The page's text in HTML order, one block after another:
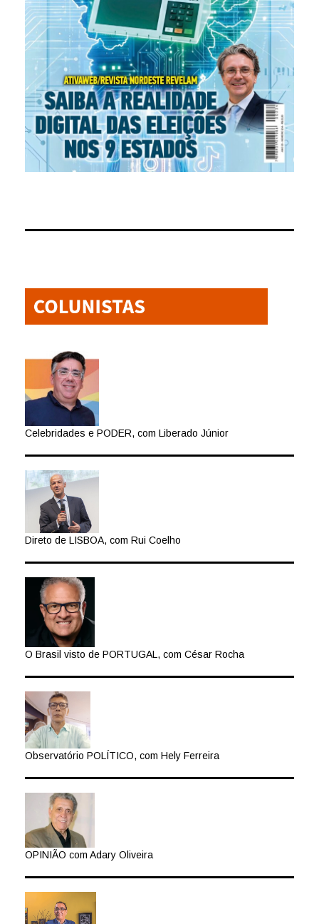
Celebridades e PODER, com Liberado Júnior
Direto de LISBOA, com Rui Coelho
O Brasil visto de PORTUGAL, com César Rocha
Observatório POLÍTICO, com Hely Ferreira
OPINIÃO com Adary Oliveira